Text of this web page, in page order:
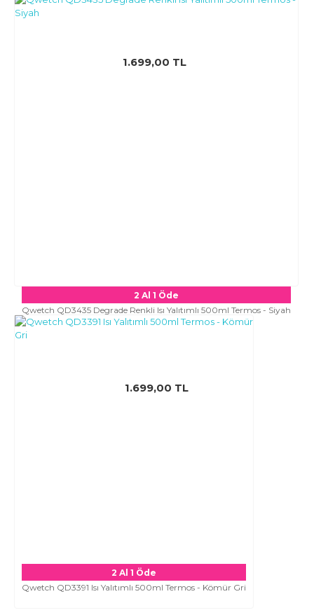
1.699,00 TL
2 Al 1 Öde
Qwetch QD3435 Degrade Renkli Isı Yalıtımlı 500ml Termos - Siyah
1.699,00 TL
2 Al 1 Öde
Qwetch QD3391 Isı Yalıtımlı 500ml Termos - Kömür Gri